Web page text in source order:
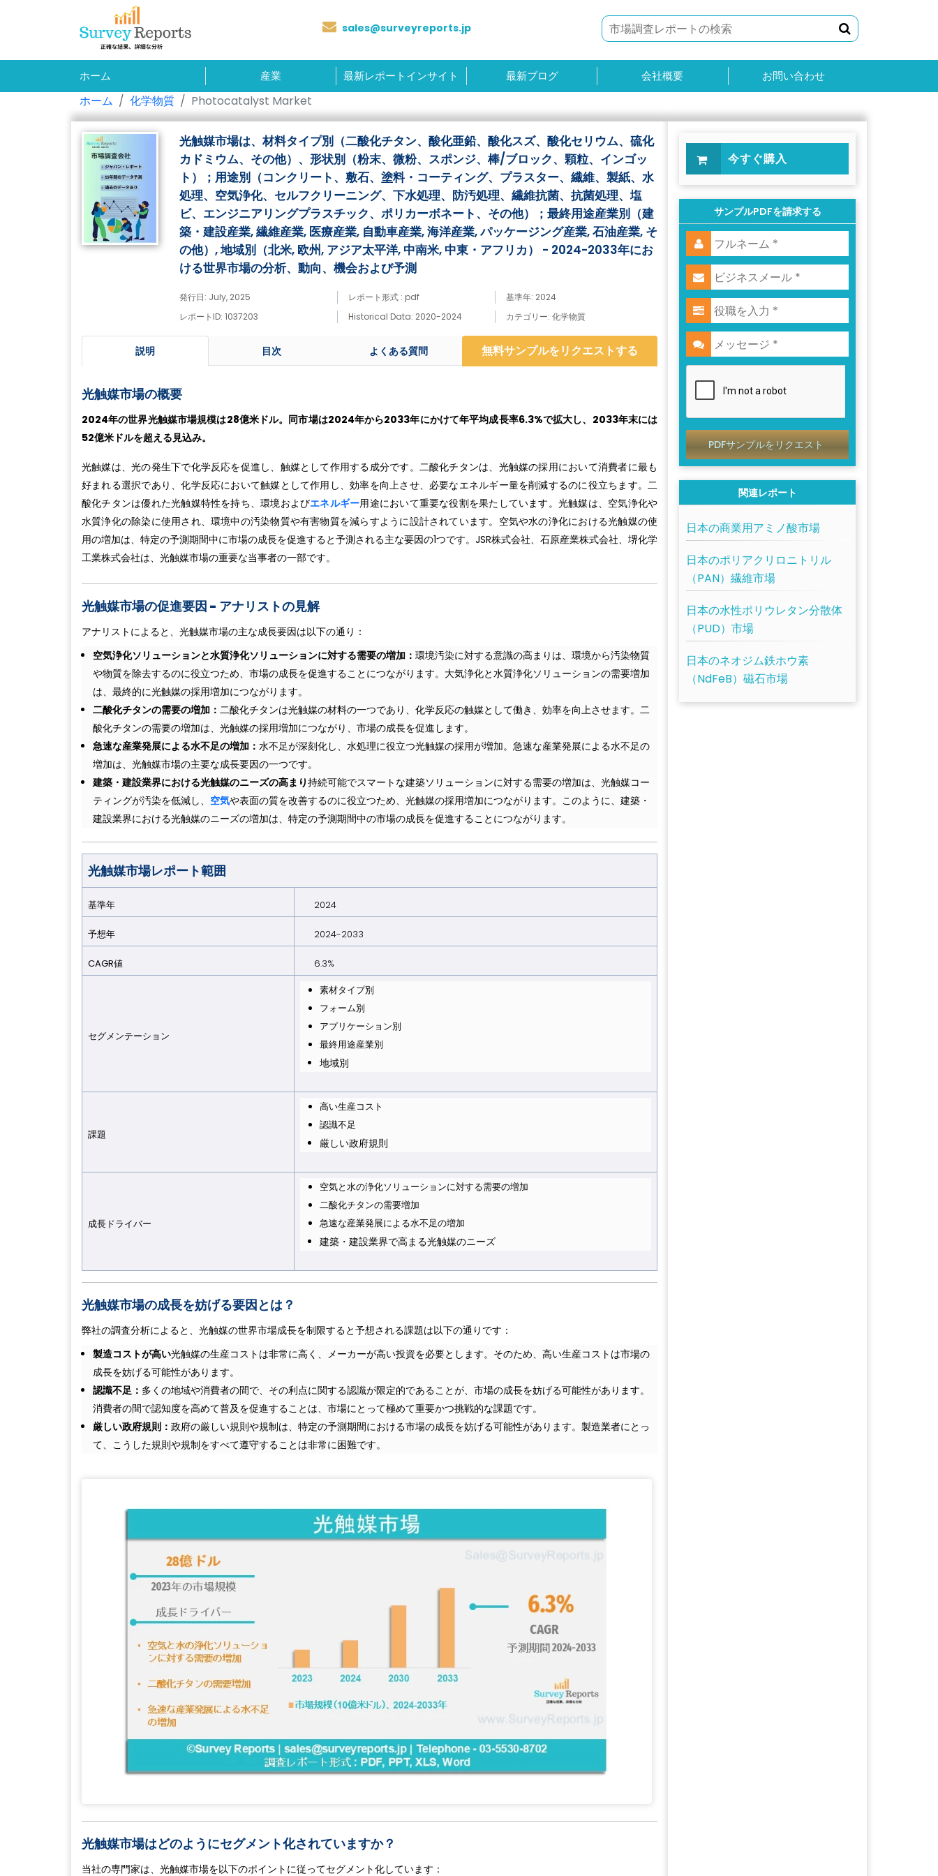
sales@surveyreports.jp
ホーム 産業 最新レポートインサイト 最新ブログ 会社概要 お問い合わせ
ホーム 化学物質 Photocatalyst Market
光触媒市場は、材料タイプ別（二酸化チタン、酸化亜鉛、酸化スズ、酸化セリウム、硫化
カドミウム、その他）、形状別（粉末、微粉、スポンジ、棒/ブロック、顆粒、インゴッ
ト）；用途別（コンクリート、敷石、塗料・コーティング、プラスター、繊維、製紙、水
処理、空気浄化、セルフクリーニング、下水処理、防汚処理、繊維抗菌、抗菌処理、塩
ビ、エンジニアリングプラスチック、ポリカーボネート、その他）；最終用途産業別（建
築・建設産業, 繊維産業, 医療産業, 自動車産業, 海洋産業, パッケージング産業, 石油産業, そ
の他）, 地域別（北米, 欧州, アジア太平洋, 中南米, 中東・アフリカ） - 2024-2033年にお
ける世界市場の分析、動向、機会および予測
発行日: July, 2025 レポート形式 : pdf
基準年: 2024
レポートID: 1037203
Historical Data: 2020-2024 カテゴリー: 化学物質
説明 目次 よくある質問 無料サンプルをリクエストする
光触媒市場の概要
2024年の世界光触媒市場規模は28億米ドル。同市場は2024年から2033年にかけて年平均成長率6.3%で拡大し、 2033年末には
52億米ドルを超える見込み。
光触媒は、光の発生下で化学反応を促進し、触媒として作用する成分です。二酸化チタンは、光触媒の採用において消費者に最も
好まれる選択であり、化学反応において触媒として作用し、効率を向上させ、必要なエネルギー量を削減するのに役立ちます。二
酸化チタンは優れた光触媒特性を持ち、環境およびエネルギー用途において重要な役割を果たしています。光触媒は、空気浄化や
水質浄化の除染に使用され、環境中の汚染物質や有害物質を減らすように設計されています。空気や水の浄化における光触媒の使
用の増加は、特定の予測期間中に市場の成長を促進すると予測される主な要因の1つです。JSR株式会社、石原産業株式会社、堺化学
工業株式会社は、光触媒市場の重要な当事者の一部です。
光触媒市場の促進要因 - アナリストの見解
アナリストによると、光触媒市場の主な成長要因は以下の通り：
空気浄化ソリューションと水質浄化ソリューションに対する需要の増加： 環境汚染に対する意識の高まりは、環境から汚染物質
や物質を除去するのに役立つため、市場の成長を促進することにつながります。大気浄化と水質浄化ソリューションの需要増加
は、最終的に光触媒の採用増加につながります。
二酸化チタンの需要の増加： 二酸化チタンは光触媒の材料の一つであり、化学反応の触媒として働き、効率を向上させます。二
酸化チタンの需要の増加は、光触媒の採用増加につながり、市場の成長を促進します。
急速な産業発展による水不足の増加： 水不足が深刻化し、水処理に役立つ光触媒の採用が増加。急速な産業発展による水不足の
増加は、光触媒市場の主要な成長要因の一つです。
建築・建設業界における光触媒のニーズの高まり持続可能でスマートな建築ソリューションに対する需要の増加は、光触媒コー
ティングが汚染を低減し、 空気や表面の質を改善するのに役立つため、光触媒の採用増加につながります。このように、建築・
建設業界における光触媒のニーズの増加は、特定の予測期間中の市場の成長を促進することにつながります。
光触媒市場レポート範囲
基準年 2024
予想年 2024-2033
CAGR値 6.3%
セグメンテーション
素材タイプ別
フォーム別
アプリケーション別
最終用途産業別
地域別
課題
高い生産コスト
認識不足
厳しい政府規則
成長ドライバー
空気と水の浄化ソリューションに対する需要の増加
二酸化チタンの需要増加
急速な産業発展による水不足の増加
建築・建設業界で高まる光触媒のニーズ
光触媒市場の成長を妨げる要因とは ？
弊社の調査分析によると、光触媒の世界市場成長を制限すると予想される課題は以下の通りです：
製造コストが高い光触媒の生産コストは非常に高く、メーカーが高い投資を必要とします。そのため、高い生産コストは市場の
成長を妨げる可能性があります。
認識不足： 多くの地域や消費者の間で、その利点に関する認識が限定的であることが、市場の成長を妨げる可能性があります。
消費者の間で認知度を高めて普及を促進することは、市場にとって極めて重要かつ挑戦的な課題です。
厳しい政府規則： 政府の厳しい規則や規制は、特定の予測期間における市場の成長を妨げる可能性があります。製造業者にとっ
て、こうした規則や規制をすべて遵守することは非常に困難です。
光触媒市場はどのようにセグメント化されていますか？
当社の専門家は、光触媒市場を以下のポイントに従ってセグメント化しています：
今すぐ購入
サンプルPDFを請求する
PDFサンプルをリクエスト
関連レポート
日本の商業用アミノ酸市場
日本のポリアクリロニトリル
（PAN）繊維市場
日本の水性ポリウレタン分散体
（PUD）市場
日本のネオジム鉄ホウ素
（NdFeB）磁石市場